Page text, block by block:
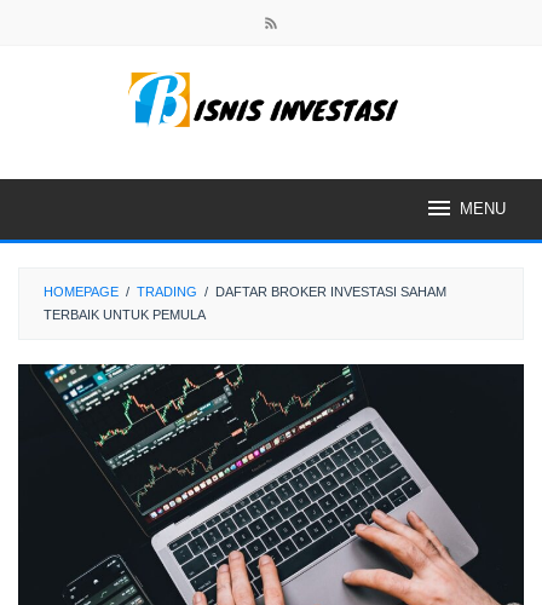
MENU
HOMEPAGE / TRADING / DAFTAR BROKER INVESTASI SAHAM
TERBAIK UNTUK PEMULA